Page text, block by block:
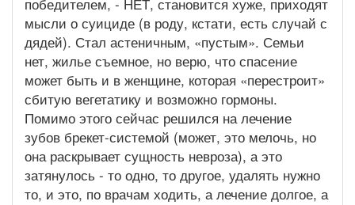
мысли о суициде (в роду, кстати, есть случай с
дядей). Стал астеничным, «пустым». Семьи
нет, жилье съемное, но верю, что спасение
может быть и в женщине, которая «перестроит»
сбитую вегетатику и возможно гормоны.
Помимо этого сейчас решился на лечение
зубов брекет-системой (может, это мелочь, но
она раскрывает сущность невроза), а это
затянулось - то одно, то другое, удалять нужно
то, и это, по врачам ходить, а лечение долгое, а